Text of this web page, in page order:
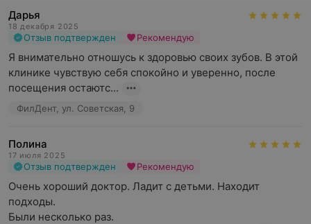
Дарья
18 декабря 2025
Отзыв подтвержден Рекомендую
Я внимательно отношусь к здоровью своих зубов. В этой
клинике чувствую себя спокойно и уверенно, после
посещения остаютс...
ФилДент, ул. Советская, 9
Полина
17 июля 2025
Отзыв подтвержден Рекомендую
Очень хороший доктор. Ладит с детьми. Находит
подходы.
Были несколько раз.